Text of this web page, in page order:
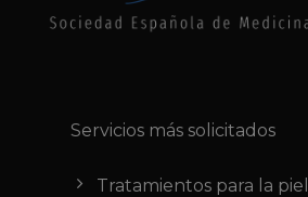
Servicios más solicitados
Tratamientos para la piel